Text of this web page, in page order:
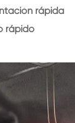
rápida
rápido